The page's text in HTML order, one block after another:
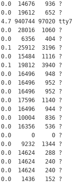
14676   936 ?
19612   652 ?
940744 97020 tty7
28016  1060 ?
6356   404 ?
25912  3196 ?
15484  1116 ?
19812  3940 ?
16496   948 ?
16496   952 ?
16496   952 ?
17596  1140 ?
16496   944 ?
0.0  10004   836 ?
16356   536 ?
0.0      0     0 ?
9232  1344 ?
14624   288 ?
14624   240 ?
14624   240 ?
1436   152 ?